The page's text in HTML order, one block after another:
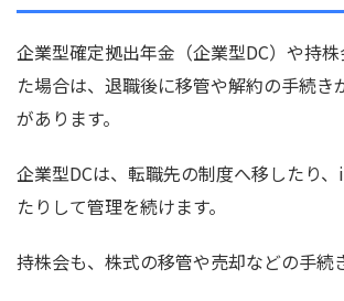
企業型確定拠出年金（企業型DC）や持
た場合は、退職後に移管や解約の手続き
があります。
企業型DCは、転職先の制度へ移したり
たりして管理を続けます。
持株会も、株式の移管や売却などの手続